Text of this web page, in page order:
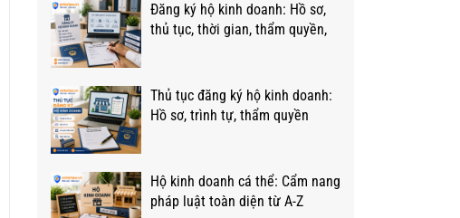
Đăng ký hộ kinh doanh: Hồ sơ,
thủ tục, thời gian, thẩm quyền,
Thủ tục đăng ký hộ kinh doanh:
Hồ sơ, trình tự, thẩm quyền
Hộ kinh doanh cá thể: Cẩm nang
pháp luật toàn diện từ A-Z